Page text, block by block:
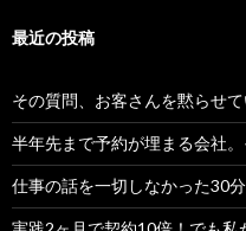
最近の投稿
その質問、お客さんを黙らせ
半年先まで予約が埋まる会社
仕事の話を一切しなかった30